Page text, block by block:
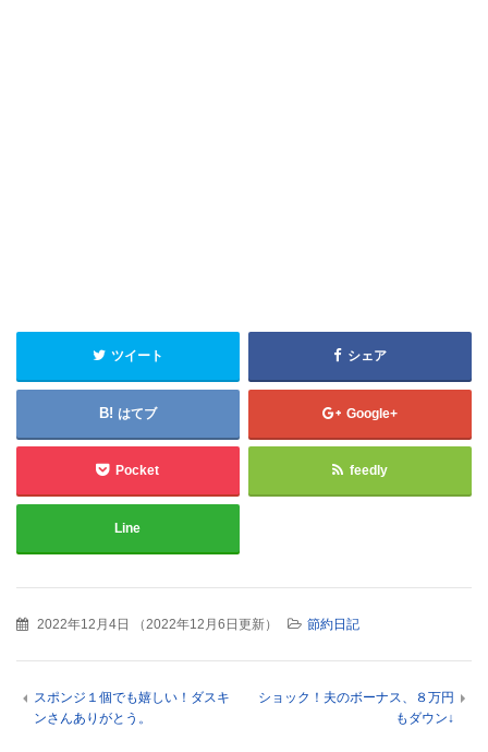
ツイート シェア
はてブ Google+
Pocket feedly
Line
2022年12月4日 （2022年12月6日更新） 節約日記
スポンジ１個でも嬉しい！ダスキ
ンさんありがとう。
ショック！夫のボーナス、８万円
もダウン↓